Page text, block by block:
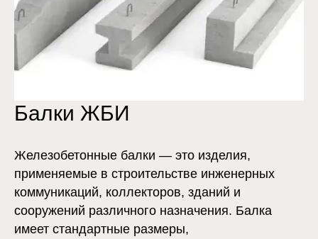
Балки ЖБИ
Железобетонные балки — это изделия,
применяемые в строительстве инженерных
коммуникаций, коллекторов, зданий и
сооружений различного назначения. Балка
имеет стандартные размеры,